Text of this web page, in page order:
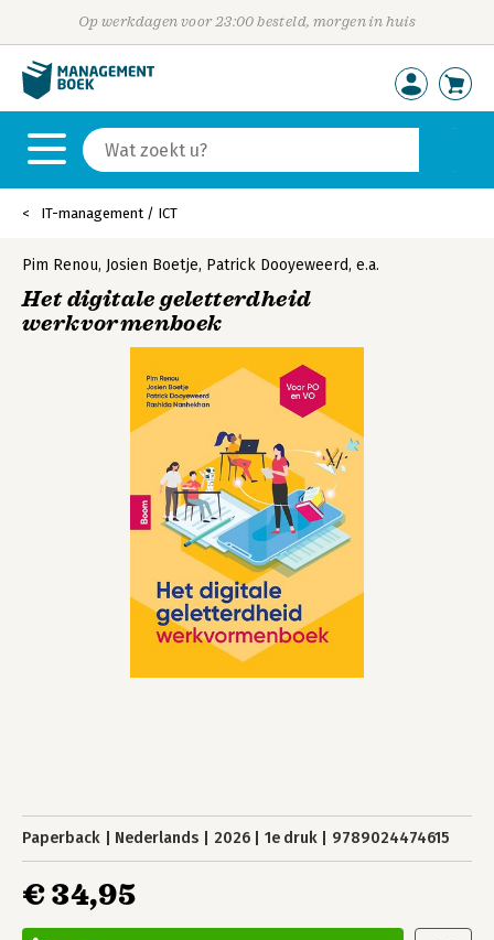
Op werkdagen voor 23:00 besteld, morgen in huis
IT-management / ICT
Pim Renou, Josien Boetje, Patrick Dooyeweerd, e.a.
Het digitale geletterdheid
werkvormenboek
Paperback Nederlands 2026 1e druk 9789024474615
€ 34,95